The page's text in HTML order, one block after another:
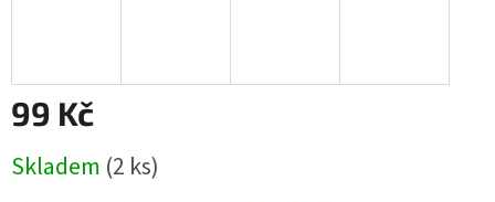
99 Kč
cena:
Skladem (2 ks)